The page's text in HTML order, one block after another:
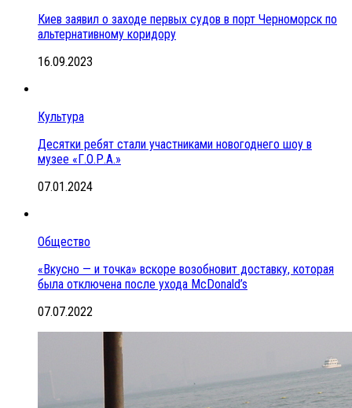
Киев заявил о заходе первых судов в порт Черноморск по
альтернативному коридору
16.09.2023
Культура
Десятки ребят стали участниками новогоднего шоу в
музее «Г.О.Р.А.»
07.01.2024
Общество
«Вкусно — и точка» вскоре возобновит доставку, которая
была отключена после ухода McDonald’s
07.07.2022